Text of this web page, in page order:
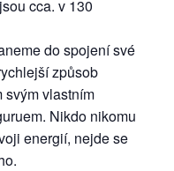
cca. v 130
do spojení své
způsob
svým vlastním
Nikdo nikomu
energií, nejde se